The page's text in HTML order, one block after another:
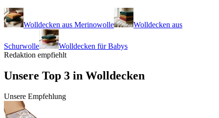
Wolldecken aus Merinowolle Wolldecken aus
Schurwolle
Wolldecken für Babys
Redaktion empfiehlt
Unsere Top 3 in Wolldecken
Unsere Empfehlung